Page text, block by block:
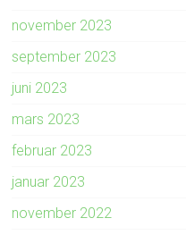
november 2023
september 2023
juni 2023
mars 2023
februar 2023
januar 2023
november 2022